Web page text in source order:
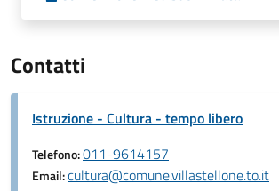
Contatti
Istruzione - Cultura - tempo libero
Telefono:011-9614157
Email:cultura@comune.villastellone.to.it